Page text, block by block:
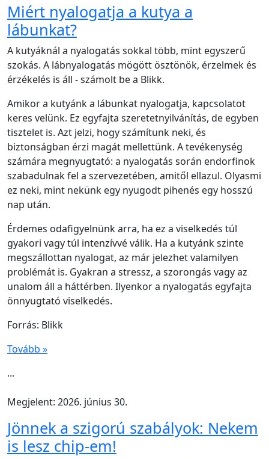
Miért nyalogatja a kutya a
lábunkat?
A kutyáknál a nyalogatás sokkal több, mint egyszerű
szokás. A lábnyalogatás mögött ösztönök, érzelmek és
érzékelés is áll - számolt be a Blikk.
Amikor a kutyánk a lábunkat nyalogatja, kapcsolatot
keres velünk. Ez egyfajta szeretetnyilvánítás, de egyben
tisztelet is. Azt jelzi, hogy számítunk neki, és
biztonságban érzi magát mellettünk. A tevékenység
számára megnyugtató: a nyalogatás során endorfinok
szabadulnak fel a szervezetében, amitől ellazul. Olyasmi
ez neki, mint nekünk egy nyugodt pihenés egy hosszú
nap után.
Érdemes odafigyelnünk arra, ha ez a viselkedés túl
gyakori vagy túl intenzívvé válik. Ha a kutyánk szinte
megszállottan nyalogat, az már jelezhet valamilyen
problémát is. Gyakran a stressz, a szorongás vagy az
unalom áll a háttérben. Ilyenkor a nyalogatás egyfajta
önnyugtató viselkedés.
Forrás: Blikk
Tovább »
...
Megjelent: 2026. június 30.
Jönnek a szigorú szabályok: Nekem
is lesz chip-em!